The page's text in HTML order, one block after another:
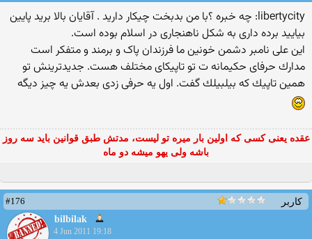
libertycity: چه خبره ؟با من بدبخت چیکار دارید . آقایان بالا برید پایین
بیایید برده داری به شکل ناهنجاری در اسلام بوده است.
این علی نامبر دشمن خونین ما فرزندان پاک و برمند و متفکر است
مدارك حرفای حكیمانه ت تو تاپیكای مختلف هست. جدیدترینش تو
همین تاپیك كه بیلبیلك گفت. اول یه حرفی زدی بعدش یه چیز دیگه
عقده یعنی کسی که اولین بار میره تو لیست، مدتش طبق قوانین باید سه روز
باشه ولی یهو میشه دو ماه
کاربر
#176
bilbilak
4 Jun 2011 19:18